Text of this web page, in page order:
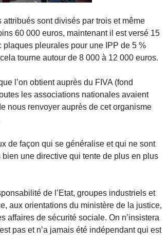
sont divisés par trois et même
60 000 euros, maintenant il est versé 15
pleurales pour une IPP de 5 %
tourne autour de 8 000 à 12 000 euros.
l’on obtient auprès du FIVA (fond
les associations nationales avaient
nous renvoyer auprès de cet organisme
de façon qui se généralise et qui ne sont
une directive qui tente de plus en plus
de l’Etat, groupes industriels et
aux orientations du ministère de la justice,
affaires de sécurité sociale. On n’insistera
pas et n’a jamais été indépendant qui est